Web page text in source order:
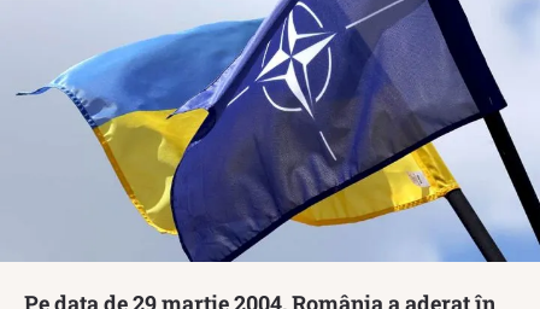
Pe data de 29 martie 2004, România a aderat în